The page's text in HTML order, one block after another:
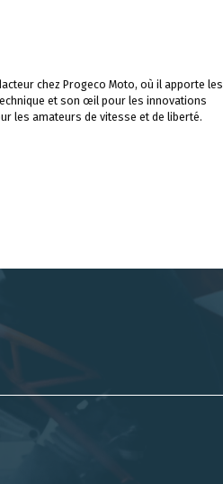
chez Progeco Moto, où il apporte les
et son œil pour les innovations
les amateurs de vitesse et de liberté.